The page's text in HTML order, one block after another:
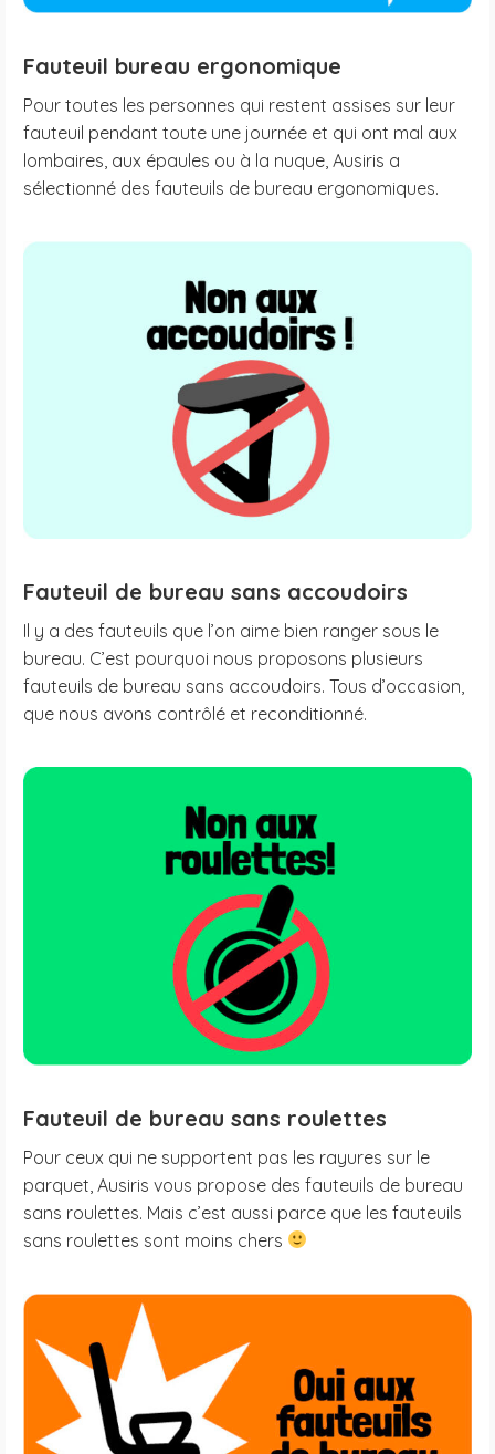
Fauteuil bureau ergonomique
Pour toutes les personnes qui restent assises sur leur
fauteuil pendant toute une journée et qui ont mal aux
lombaires, aux épaules ou à la nuque, Ausiris a
sélectionné des fauteuils de bureau ergonomiques.
Fauteuil de bureau sans accoudoirs
Il y a des fauteuils que l’on aime bien ranger sous le
bureau. C’est pourquoi nous proposons plusieurs
fauteuils de bureau sans accoudoirs. Tous d’occasion,
que nous avons contrôlé et reconditionné.
Fauteuil de bureau sans roulettes
Pour ceux qui ne supportent pas les rayures sur le
parquet, Ausiris vous propose des fauteuils de bureau
sans roulettes. Mais c’est aussi parce que les fauteuils
sans roulettes sont moins chers